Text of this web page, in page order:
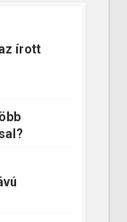
írott